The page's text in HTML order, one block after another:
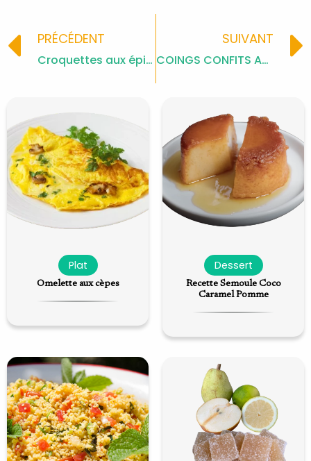
Prev
PRÉCÉDENT
Croquettes aux épinards
SUIVANT
COINGS CONFITS AU FOUR
Plat
Omelette aux cèpes
Dessert
Recette Semoule Coco
Caramel Pomme